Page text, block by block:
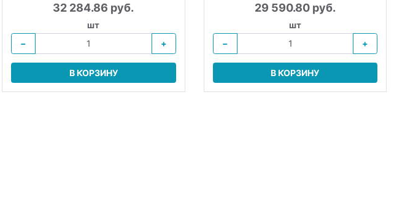
32 284.86 руб.
шт
−
+
В КОРЗИНУ
29 590.80 руб.
шт
−
+
В КОРЗИНУ